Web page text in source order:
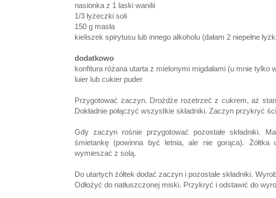
nasionka z 1 laski wanilii
1/3 łyżeczki soli
150 g masła
kieliszek spirytusu lub innego alkoholu (dałam 2 niepełne
dodatkowo
konfitura różana utarta z mielonymi migdałami (u mnie
luier lub cukier puder
Przygotować zaczyn. Drożdże rozetrzeć z cukrem, aż
Dokładnie połączyć wszystkie składniki. Zaczyn przykryć
Gdy zaczyn rośnie przygotować pozostałe składniki.
śmietankę (powinna być letnia, ale nie gorąca).
wymieszać z solą.
Do utartych żółtek dodać zaczyn i pozostałe składniki.
Odłożyć do natłuszczonej miski. Przykryć i odstawić do